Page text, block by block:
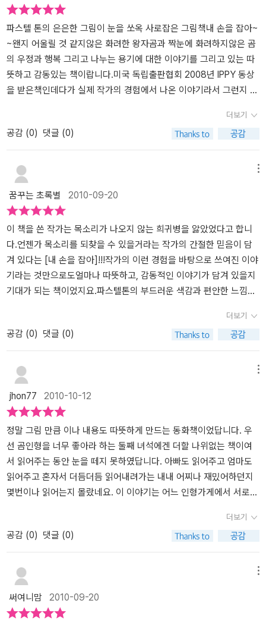
었어요.남자 아이는 못난이 곰을 보며 신나했지요.남자아이는 엄마의
도움으로 못난이 곰을 말끔하게 고쳐줬어요.못난이 곰과 남자아이는
함께 즐거운 시간을 보냈어요.못난이 곰은 남자아이와 함께 잇는 것
만으로도 아주 행복했답니다.그러나 왕자곰은 어찌 되었을까요?처음
엔 좋은 잠자리, 좋은 대우를 받았어요. 하지만 얼마 지나지 않아 변하
기 시작했죠.여자아이는 왕자곰을 점차 잊어갔고, 결국 침대 밑에 쳐
기 시작했어요.’이런 , 내 꼴을 좀 봐.’왕자곰은 슬펐어요. 어째서 이런
일이 생긴건지....하고 말이죠.두 곰은 처음에 있던 선물가게 앞에서
만나게 되었어요.못난이 곰은 남자아이 배낭안에, 왕자곰은 강아지
입에 물려 말이죠.왕자곰을 알아본 못난이 곰이 왕자곰에게 말을 건
냈어요.그러자 왕자곰이 이렇게 말하죠.' 날 좀 도와줄래?''이 끔찍한
괴물에게서 벗어나고 싶어!'못난이곰은 생각했어요. ’ 맞아, 나도 슬프
고 외로웠던 적이 있어.’그리고 결정해요.' 자! 어서 내 손을 잡아'배낭
에 있는 왕자곰을 발견한 남자아이는 가엽게 여기고, 왕자곰을 고쳐
줬어요.그리고 두 곰인형을 똑같이 사랑한 남자아이.셋은 오랫동안
행복하게 살았답니다.못난이 곰은 자신이 예전에 힘들고 외로웠던 적
이 있었음을 잊지 않았어요.사실,왕자곰을 마주했을때 고소해할 수도
있지요. 딴은, 남자아이의 사랑을 빼앗길까봐 모른채 할 수도 있어요.
다. 그리고 손을 내밀죠. 이것이 바로 정답같은 우정이 아닐까 싶어요.
우리 아이들이 이 그림책을 보면서 많은 것을 깨닫기를 바랍니다.
당하는 신세로 전락한다. 반면 못난이 곰은 가난한 아이의 놀이 동무
가 되어 함께 살게 되는데 하루하루 즐겁고 행복하게 보낸다. 그 아이
의 진정한 친구가 되어서 말이다. 그런데 어느 날 다시 만난 못난이 곰
과 왕자 곰은 서로의 신세가 바뀌었다는 것을 안다. 우쭐대던 왕자 곰
은 이제 간청하는 처지가 되었다. 왕자 곰은 못난이 곰에게 제발 데려
가 달라고 부탁하고, 못난이 곰은 깊은 고민 끝에 왕자 곰을 집으로 데
고 하는 치승이. 동생이 울면 노래도 불러주고, 딸랑이도 흔들어주고,
이제 처음 동생이 생겼을 때와는 달리 잘 돌본답니다. 자신의 행복을
빼앗길까 두려워하는 마음도 많이 없어진 것 같아요. 행복을 나누는
마음 동생이 처음 생겼을 때에는 때리기도 하고, 괴롭히기도 많이 했
었는데, 요즘은 이렇게 동생옆에 누워 놀아주기 도 잘한답니다. 자신
의 행복을 나눈다는 것이 어떤 것 인지는 모르지만, 가끔은 엄마를 독
차지하려고도 하지 만 예전보다 동생을 아끼고 자기 장난감도 주고
하는 모습을 보면 많이 달라진 것을 느껴요. 느낀 점 작가의 배경을 알
지 못하고 읽어도, 이 책은 아이들이 여러가지 생각을 하게 합니다. 첫
째로, 생김새 때문에 소외된 못난이 곰을 통해, 외모를 중시하는 우리
사회의 현실을 돌아보게 합니다. 장애가 있다고, 얼굴이 못 생겼다고,
곰에게도 행복이 찾아오는 것을 보며, 비록 외모는 못 생겼지만, 몸은
불편하지만 언젠가는 나에게도 행운이 올거라는 믿음을 가질 수 있습
니다. 희망을 갖고 사는 모습은우리 아이들이 살아가는 데에 필요한
요소입니다. 셋째로, 자신의 행복을 나눌 줄 아는 용기를 가진 못난이
곰의 착한 마음에 대한 생각입니다.못난이곰은 자신이 어떻게 찾은
행복인데, 그것을 잠깐의 고민과 함께 쉽게 왕자곰과 나눠 갖습니다.
요즘 세상에서 먹을 것 하나도 쉽게 나누지 못하는 아이들이 자신에
게 가장 중요한 문제일 수 있는 행복을 나누는 것에 대해 의아해 할지
도 모르지만, 못난이 곰의 결단에 박수를 칠 수 있는 아이는 언젠가 자
신도 그런 결단력을 내릴 생각을 이미 반은 한 것일테니 이 책은 아이
의 인생의 좋은 길잡이인 선생님인 셈이죠. 따뜻한 그림과 함께 엄마
가가 하는 아름다운 이야기는 목소리가 나오지 않는 희귀병을 앓은
작가의 믿음과 함께 우리 아이들에게 따스하게 그대로 스며들었습니
다.
파스텔 톤의 은은한 그림이 눈을 쏘옥 사로잡은 그림책내 손을 잡아~
~왠지 어울릴 것 같지않은 화려한 왕자곰과 짝눈에 화려하지않은 곰
의 우정과 행복 그리고 나누는 용기에 대한 이야기를 그리고 있는 따
뜻하고 감동있는 책이랍니다.미국 독립출판협회 2008년 IPPY 동상
을 받은책인데다가 실제 작가의 경험에서 나온 이야기라서 그런지 정
곰인형..아무에게도 관심을 받지못한 채 쓸쓸히 외롭게 지낸답니다.
반면 금빛 왕관을 쓴 왕자곰은 화려함과 말끔함으로 모든 인형들의
부러움을 한 몸에 받고 우쭐대며 살아간답니다.어쩌면 화려한 외모와
겉으로 보여지는 것으로만 상대방을 평가하고 부러워하는우리가 살
고 있는 현실을 빗대어서 보여주는 건지도 모르겠네요.크리스마스 이
브날 왕자곰은 궁전처럼 크고 으리으리한 집에 사는 주인을 만나 팔
려가고못난이 곰은 돈이 부족해서 인형을 가지지못했던가난한 남자
아이를 따라가게 된답니다.인생은 끝까지 살아봐야 알고 정말 한치앞
도알 수가 없다는 것..이 책에서 보여주고 있네요.아무도 거들떠보지
않았던 못난이 곰은주인의 사랑을 듬뿍 받으면서 하루하루가 행복한
나날을 살게 되고으리으리한 궁정같은 집에서 우아하고 행복하게 살
것 같던 왕자곰은침대밑에 쳐박혀있는 것도 부족해서말썽쟁이 강아
주친 왕자곰과 못난이곰..왕자곰은 자신을 데려가달라며 간청을 합니
다.혹시나 자신의 행복을 빼앗길까봐 고민하는 못난이곰..'맞아,나도
슬프고 외로웠던 적이 있어.그땐 정말로 마음이 아팠지'' 좋아 널 데리
고 갈게! 자, 어서 내 손을 잡아!'자신의 행복을 빼앗길 지도 모르는 상
황에서 얼마나 많은 사람들이 다른 사람들에게 손을 내밀 수 있을까
요?그러기위해선 정말 큰 용기가 필요할텐데그런 용기를 낼 수 있다
는 사실에 큰 박수를 보내고 싶고과연 나도 그런 상황에서 그 용기를
낼 수 있을까 뒤돌아보게 되네요.못난이곰이 보여준 용기있는 행동이
누군가의 도움을 간절하게 바랬던 왕자곰에게는 한줄기 희망으로 다
가가지않았을까요?두 손을 잡은 못난이곰과 왕자곰은 그 뒤 어떻게
되었을까요?주인에게서 똑같은 사랑을 받으면서 둘도 없는 친구가
되어 오랫동안 행복하게 살아가는 따뜻한 이야기로 마무리지어진답
아이들에게내가 가진 것을 나눠줄 줄 아는 용기와소중한 것을 나눠줌
으로써 느끼는 행복과 그로 인해 얻어지는 우정과 신의에 대해 가르
쳐주는 따뜻한 책이네요.내가 가진 행복..누군가에게 나눈다는 것맘
먹은 것처럼 결코 쉽지만은 않겠지만 나를 필요로 하는 누군가에게는
희망이 된다는 생각을 가지고 노력해봐야겠다는 생각이 드네요.
더보기
공감 (0) 댓글 (0)
꿈꾸는 초록별 2010-09-20
이 책을 쓴 작가는 목소리가 나오지 않는 희귀병을 앓았었다고 합니
다.언젠가 목소리를 되찾을 수 있을거라는 작가의 간절한 믿음이 담
겨 있다는 [내 손을 잡아]!!!작가의 이런 경험을 바탕으로 쓰여진 이야
기라는 것만으로도얼마나 따뜻하고, 감동적인 이야기가 담겨 있을지
기대가 되는 책이었지요.파스텔톤의 부드러운 색감과 편안한 느낌의
하고, 선명한그림이 더해졌다면, 그느낌이 사뭇 달라지지 않았을까싶
어요.감동적인 글과 함께 편안한 그림이 잘 어우러진감수성이 풍부한
동화!!제가 느낀 [내 손을 잡아]는 바로 그런 책이었습니다. 어느 자그
마한 장난감 가게에 생김새가 조금 이상한 곰 인형이 살고 있었어요.
여기저기 실밥이 뜯어져 솜도 비죽 튀어나오고, 눈은 짝짝이인데다
입은 아예 없었지요. 가게에 있는 다른 장난감들이 이 곰 인형을 보고
'못난이'라고 놀려댔지요. 가게 안에는 바느질도 말끔하고, 금빛 왕관
까지 쓴 멋진 왕자 곰 인형도 있었어요. 우쭐대는 왕자 곰을 못난이 인
형은 늘 부러운 눈으로 쳐다보았지요. 크리스마스 이브...왕자 곰은 여
자아이의 품에 안겨 장난감 가게를 떠나고, 곧이어 못난이 곰도 가난
한 남자 아이와 함께 가게를 떠나게 되었어요. 남자 아이의 엄마는 못
난이 곰을 말끔하게 고쳐주었고, 둘은 놀이도 함께 하고, 아이가 숙제
소꿉놀이에도 끼지 못하고, 폭신한 침대도 빼앗겼지요. 그러다, 침대
밑에 처박혀 있던 왕자 곰은 여자 아이의 기억 속에서 잊혀지게 되었
어요. 말썽쟁이 강아지는 그런 왕자 곰의 왕관을 씹고, 멋진 망토도 물
어뜯어 버렸답니다. 왕자 곰은 금세 못난이 곰이 되어 버리고 말았어
요. 동화 속 주인공처럼 오래오래 행복하게 살 줄 안 왕자곰은 정말 슬
펐어요. 시간이 흘러 다시 크리스마스가 돌아왔고, 두 곰인형이 다시
더보기
공감 (0) 댓글 (0)
jhon77 2010-10-12
정말 그림 만큼 이나 내용도 따뜻하게 만드는 동화책이었답니다. 우
선 곰인형을 너무 좋아라 하는 둘째 녀석에겐 더할 나위없는 책이여
서 읽어주는 동안 눈을 떼지 못하였답니다. 아빠도 읽어주고 엄마도
읽어주고 혼자서 더듬더듬 읽어내려가는 내내 어찌나 재밌어하던지
몇번이나 읽어는지 몰랐네요. 이 이야기는 어느 인형가게에서 서로
인형과 그와 반대로 볼품없는 게다가 입도 만들어지지 않은 초라한
인형. 하지만 두 인형은 그 누구보다도 자기를 사랑해줄 주인을 기다
립니다. 여기서 저희 아니는 왜 인형을 입이 없냐면서 자기가 만들어
주고 싶다고 합니다. ㅎㅎㅎㅎ 그래도 갖고 싶다면 예쁜 인형을 갖게
다고 하네요~ ^^ 제일 먼저 주인을 찾은 인형을 바로 멋진 왕관을 쓰
고 예쁘고 깔끔하게 마루리가 되어진 왕장 인형이랍니다. 제일 먼저
선택되어진 왕자인형을 바라보는 초라한 인형... 기분일 어떨까요? 윤
더보기
공감 (0) 댓글 (0)
써여니맘 2010-09-20